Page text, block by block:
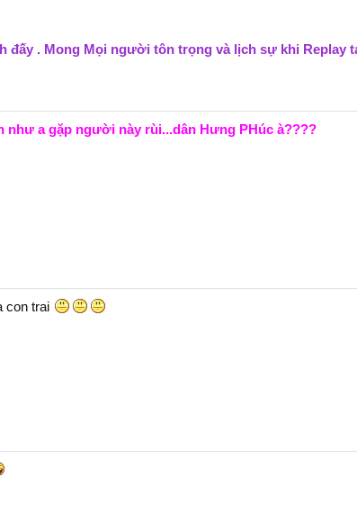
đấy . Mong Mọi người tôn trọng và lịch sự khi Replay
như a gặp người này rùi...dân Hưng PHúc à????
con trai